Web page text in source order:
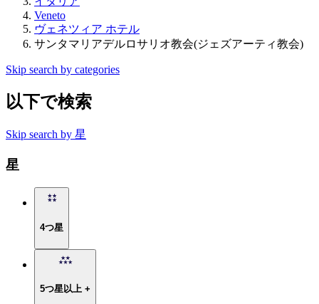
Veneto
ヴェネツィア ホテル
サンタマリアデルロサリオ教会(ジェズアーティ教会)
Skip search by categories
以下で検索
Skip search by 星
星
4つ星
5つ星以上 +